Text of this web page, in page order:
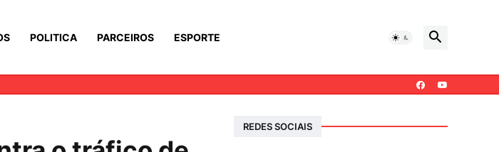
POLITICA PARCEIROS ESPORTE
REDES SOCIAIS